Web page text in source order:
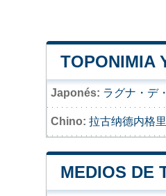
TOPONIMIA
Japonés: ラグナ・デ
Chino: 拉古纳德内格
MEDIOS DE